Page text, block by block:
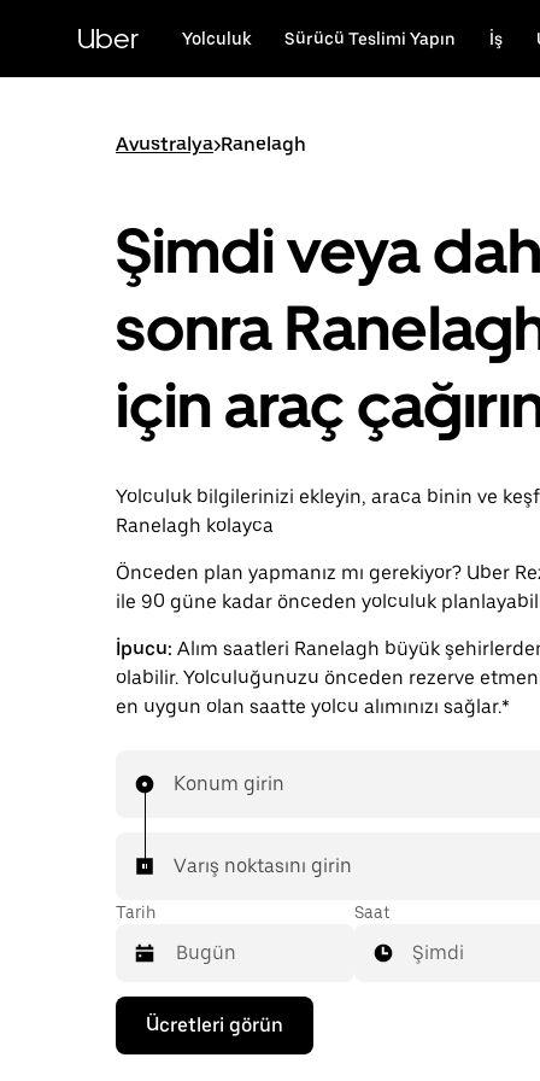
Uber Yolculuk Sürücü Teslimi Yapın İş
Avustralya>Ranelagh
Şimdi veya
sonra
için araç
Yolculuk bilgilerinizi ekleyin, araca binin ve
Ranelagh kolayca
Önceden plan yapmanız mı gerekiyor? Uber
ile 90 güne kadar önceden yolculuk
İpucu: Alım saatleri Ranelagh büyük
olabilir. Yolculuğunuzu önceden rezerve
en uygun olan saatte yolcu alımınızı sağlar.*
Konum girin
Varış noktasını girin
Tarih
Takvimle
etkileşime
geçmek
Saat
Şimdi
Ücretleri görün